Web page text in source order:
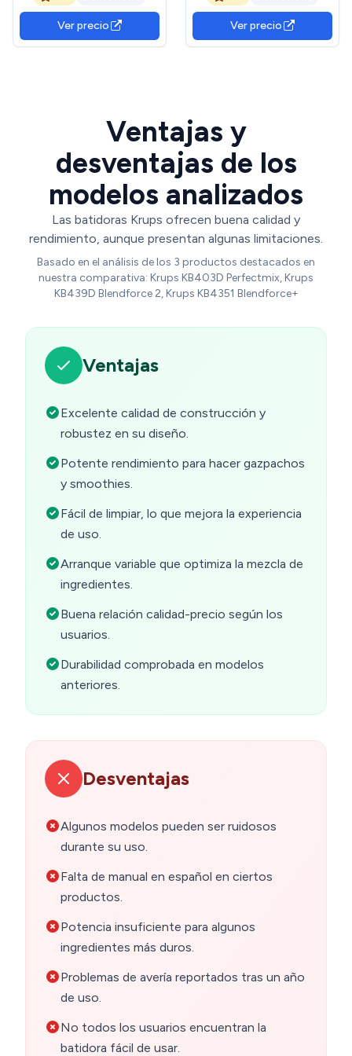
color negro
Ver precio
Powelix, fácil de limpiar,
LM771BF0
Ver precio
Ventajas y
desventajas de los
modelos analizados
Las batidoras Krups ofrecen buena calidad y
rendimiento, aunque presentan algunas limitaciones.
Basado en el análisis de los 3 productos destacados en
nuestra comparativa: Krups KB403D Perfectmix, Krups
KB439D Blendforce 2, Krups KB4351 Blendforce+
Ventajas
Excelente calidad de construcción y
robustez en su diseño.
Potente rendimiento para hacer gazpachos
y smoothies.
Fácil de limpiar, lo que mejora la experiencia
de uso.
Arranque variable que optimiza la mezcla de
ingredientes.
Buena relación calidad-precio según los
usuarios.
Durabilidad comprobada en modelos
anteriores.
Desventajas
Algunos modelos pueden ser ruidosos
durante su uso.
Falta de manual en español en ciertos
productos.
Potencia insuficiente para algunos
ingredientes más duros.
Problemas de avería reportados tras un año
de uso.
No todos los usuarios encuentran la
batidora fácil de usar.